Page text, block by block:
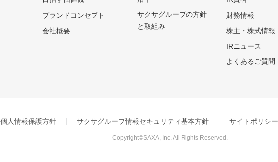
ブランドコンセプト
会社概要
サクサグループの方針
と取組み
財務情報
株主・株式情報
IRニュース
よくあるご質問
個人情報保護方針 サクサグループ情報セキュリティ基本方針 サイトポリシー
Copyright©SAXA, Inc. All Rights Reserved.